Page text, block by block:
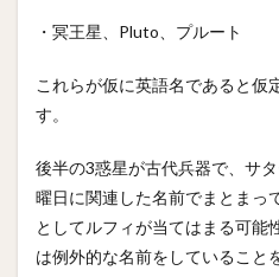
・冥王星、Pluto、プルート
これらが仮に英語名であると仮
す。
後半の3惑星が古代兵器で、サ
曜日に関連した名前でまとまっ
としてルフィが当てはまる可能
は例外的な名前をしていること